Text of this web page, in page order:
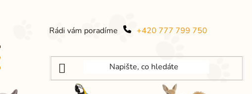
Rádi vám poradíme
+420 777 799 750